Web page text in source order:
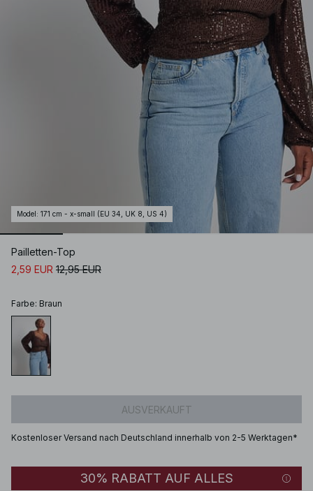
Model : 171 cm - x-small (EU 34, UK 8, US 4)
Pailletten-Top
2,59 EUR 12,95 EUR
Farbe: Braun
AUSVERKAUFT
Kostenloser Versand nach Deutschland innerhalb von 2-5 Werktagen*
30% RABATT AUF ALLES